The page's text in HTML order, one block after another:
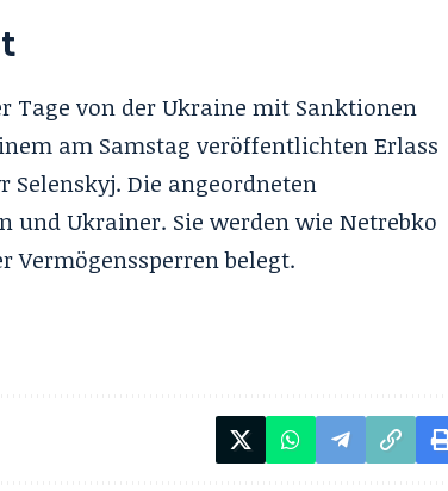
Tage von der Ukraine mit Sanktionen
am Samstag veröffentlichten Erlass
Die angeordneten
und Ukrainer. Sie werden wie Netrebko
Vermögenssperren belegt.